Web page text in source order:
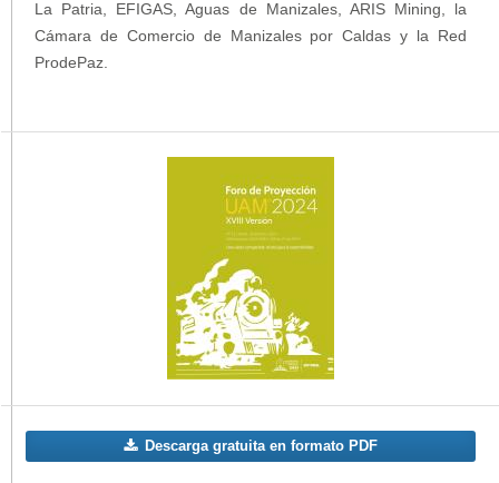
La Patria, EFIGAS, Aguas de Manizales, ARIS Mining, la
Cámara de Comercio de Manizales por Caldas y la Red
ProdePaz.
Descarga gratuita en formato PDF